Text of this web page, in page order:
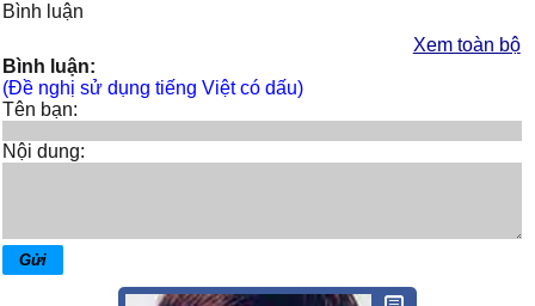
Bình luận
Xem toàn bộ
Bình luận:
(Đề nghị sử dụng tiếng Việt có dấu)
Tên bạn:
Nội dung: